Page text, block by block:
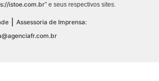
istoe.com.br” e seus respectivos sites.
Assessoria de Imprensa: